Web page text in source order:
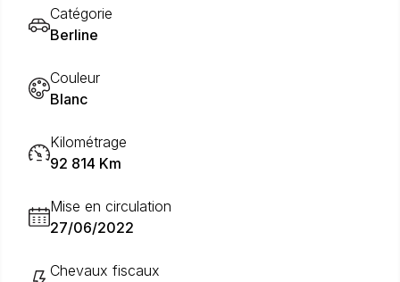
Catégorie
Berline
Couleur
Blanc
Kilométrage
92 814 Km
Mise en circulation
27/06/2022
Chevaux fiscaux